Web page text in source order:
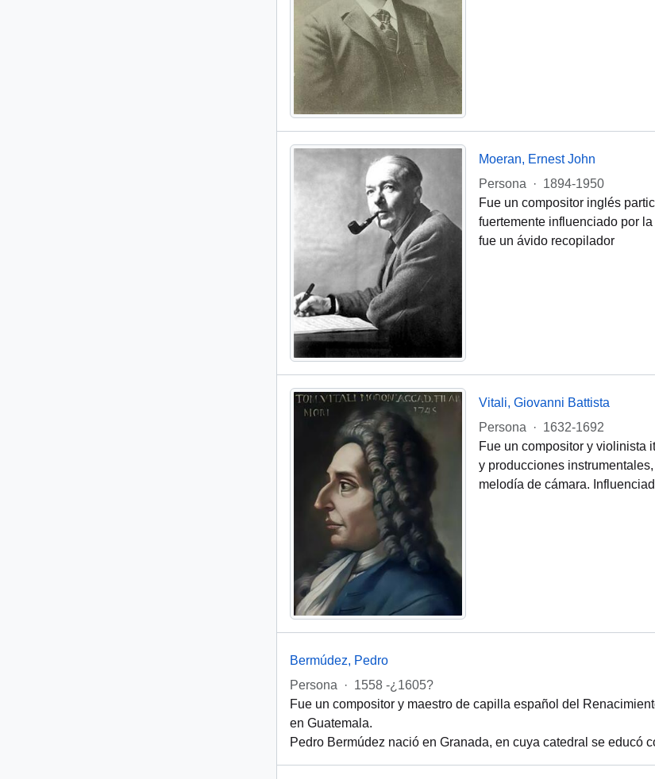
Moeran, Ernest John
Persona
· 1894-1950
Fue un compositor inglés
fuertemente influenciado por
fue un ávido recopilador
Vitali, Giovanni Battista
Persona
· 1632-1692
Fue un compositor y violinista
y producciones
melodía de cámara.
Bermúdez, Pedro
Persona
· 1558 -¿1605?
Fue un compositor y maestro de capilla español del
en Guatemala.
Pedro Bermúdez nació en Granada, en cuya catedral se educó